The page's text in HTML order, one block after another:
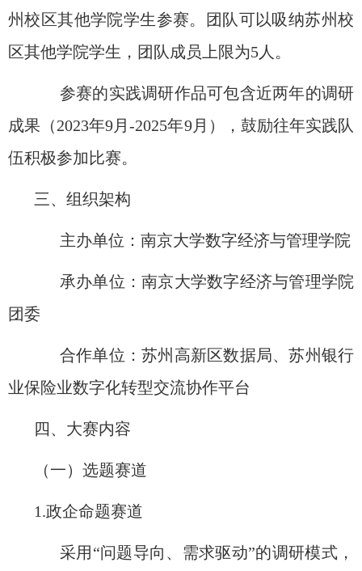
州校区其他学院学生参赛。
团队可以吸纳苏州校
区其他学院学生 ， 团队成员上限为5人 。
参赛的实践调研作品可包含近两年的调研
成果 （2023年9月-2025年9月 ），鼓励往年实践队
伍积极参加比赛。
三、组织架构
主办单位：南京大学数字经济与管理学院
承办单位：南京大学数字经济与管理学院
团委
合作单位：苏州高新区数据局、苏州银行
业保险业数字化转型交流协作平台
四 、 大赛内容
（一）选题赛道
1.政企命题赛道
采用 “问题导向、需求驱动”的调研模式，